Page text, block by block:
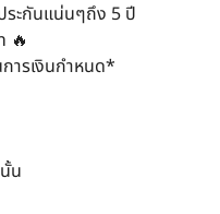
ระกันแน่นๆถึง 5 ปี
🔥
ารเงินกำหนด*
น